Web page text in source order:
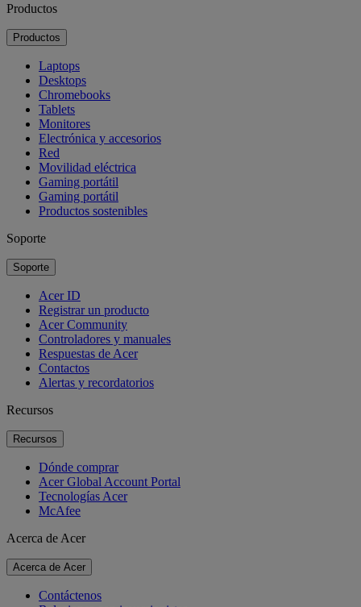
Productos
Productos
Laptops
Desktops
Chromebooks
Tablets
Monitores
Electrónica y accesorios
Red
Movilidad eléctrica
Gaming portátil
Gaming portátil
Productos sostenibles
Soporte
Soporte
Acer ID
Registrar un producto
Acer Community
Controladores y manuales
Respuestas de Acer
Contactos
Alertas y recordatorios
Recursos
Recursos
Dónde comprar
Acer Global Account Portal
Tecnologías Acer
McAfee
Acerca de Acer
Acerca de Acer
Contáctenos